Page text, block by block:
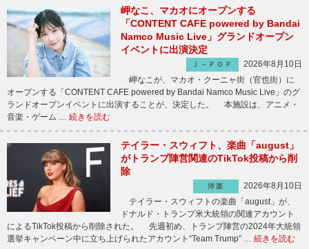
岬なこ、マカオにオープンする
「CONTENT CAFE powered by Bandai
Namco Music Live」グランドオープン
イベントに出演決定
Ｊ－ＰＯＰ
2026年8月10日
岬なこが、マカオ・クーニャ街（官也街）に
オープンする「CONTENT CAFE powered by Bandai Namco Music Live」のグ
ランドオープンイベントに出演することが、決定した。 本施設は、アニメ・
音楽・ゲーム … 続きを読む
テイラー・スウィフト、楽曲「august」
がトランプ陣営関連のTikTok投稿から削
除
洋楽
2026年8月10日
テイラー・スウィフトの楽曲「august」が、
ドナルド・トランプ米大統領の関連アカウント
によるTikTok投稿から削除された。 先週初め、トランプ陣営の2024年大統領
選挙キャンペーン中に立ち上げられたアカウント“Team Trump” … 続きを読む